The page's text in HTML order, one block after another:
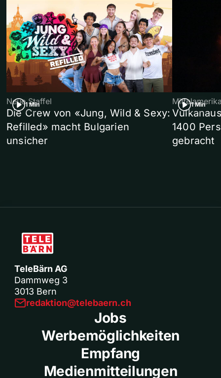
1 Min
Neue Staffel
Die Crew von «Jung, Wild & Sexy:
Refilled» macht Bulgarien
unsicher
1 Min
1400
gebracht
TeleBärn AG
Dammweg 3
3013 Bern
redaktion@telebaern.ch
Jobs
Werbemöglichkeiten
Empfang
Medienmitteilungen